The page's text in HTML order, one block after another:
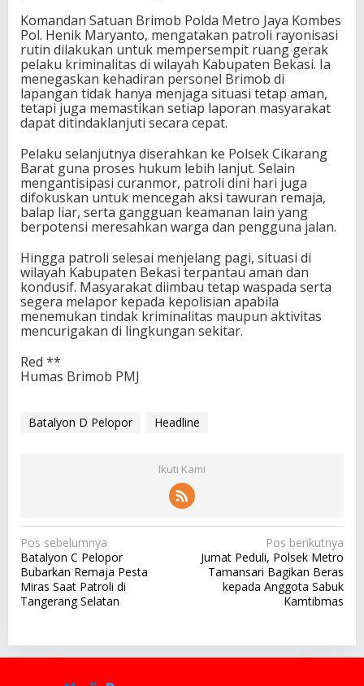
Komandan Satuan Brimob Polda Metro Jaya Kombes
Pol. Henik Maryanto, mengatakan patroli rayonisasi
rutin dilakukan untuk mempersempit ruang gerak
pelaku kriminalitas di wilayah Kabupaten Bekasi. Ia
menegaskan kehadiran personel Brimob di
lapangan tidak hanya menjaga situasi tetap aman,
tetapi juga memastikan setiap laporan masyarakat
dapat ditindaklanjuti secara cepat.
Pelaku selanjutnya diserahkan ke Polsek Cikarang
Barat guna proses hukum lebih lanjut. Selain
mengantisipasi curanmor, patroli dini hari juga
difokuskan untuk mencegah aksi tawuran remaja,
balap liar, serta gangguan keamanan lain yang
berpotensi meresahkan warga dan pengguna jalan.
Hingga patroli selesai menjelang pagi, situasi di
wilayah Kabupaten Bekasi terpantau aman dan
kondusif. Masyarakat diimbau tetap waspada serta
segera melapor kepada kepolisian apabila
menemukan tindak kriminalitas maupun aktivitas
mencurigakan di lingkungan sekitar.
Red **
Humas Brimob PMJ
Batalyon D Pelopor Headline
Ikuti Kami
N
a
v
i
a
Pos sebelumnya
Batalyon C Pelopor
Bubarkan Remaja Pesta
Miras Saat Patroli di
Tangerang Selatan
Pos berikutnya
Jumat Peduli, Polsek Metro
Tamansari Bagikan Beras
kepada Anggota Sabuk
Kamtibmas